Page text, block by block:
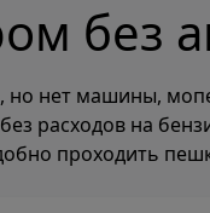
без
но нет машины,
расходов на
проходить